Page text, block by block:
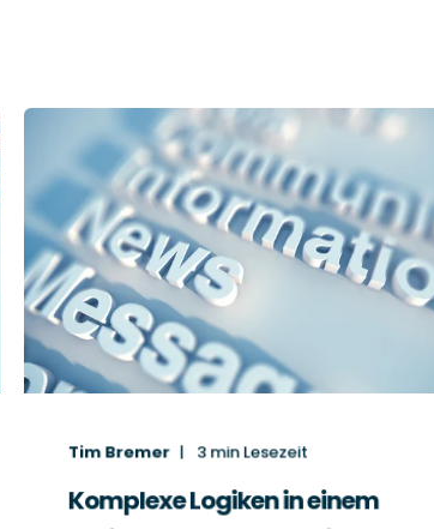
Tim Bremer 3 min Lesezeit
Komplexe Logiken in einem